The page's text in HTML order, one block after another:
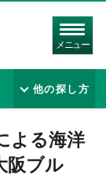
メニュー
他の探し方
よる海洋
阪ブル